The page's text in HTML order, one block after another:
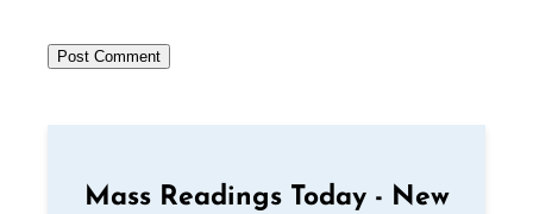
Mass Readings Today - New